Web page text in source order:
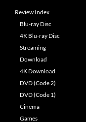
Review Index
Blu-ray Disc
4K Blu-ray Disc
Streaming
Download
4K Download
DVD (Code 2)
DVD (Code 1)
Cinema
Games